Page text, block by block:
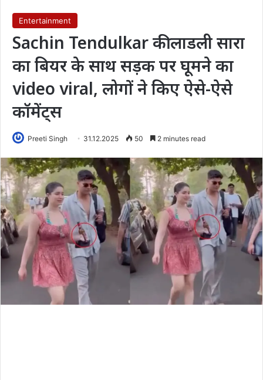
Entertainment
Sachin Tendulkar की लाडली सारा
का बियर के साथ सड़क पर घूमने का
video viral, लोगों ने किए ऐसे-ऐसे
कॉमेंट्स
Preeti Singh 31.12.2025 50 2 minutes read